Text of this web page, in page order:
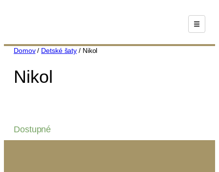
Domov/ Detské šaty / Nikol
Nikol
Dostupné